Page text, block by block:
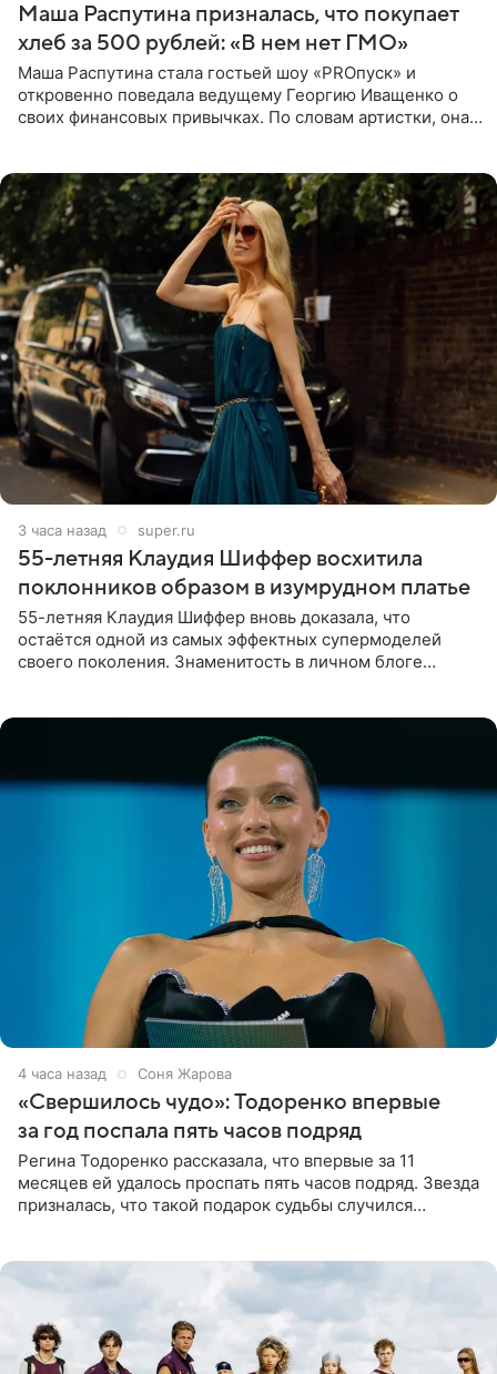
Маша Распутина призналась, что покупает
хлеб за 500 рублей: «В нем нет ГМО»
Маша Распутина стала гостьей шоу «PROпуск» и
откровенно поведала ведущему Георгию Иващенко о
своих финансовых привычках. По словам артистки, она
3 часа назад super.ru
55-летняя Клаудия Шиффер восхитила
поклонников образом в изумрудном платье
55-летняя Клаудия Шиффер вновь доказала, что
остаётся одной из самых эффектных супермоделей
своего поколения. Знаменитость в личном блоге
4 часа назад Соня Жарова
«Свершилось чудо»: Тодоренко впервые
за год поспала пять часов подряд
Регина Тодоренко рассказала, что впервые за 11
месяцев ей удалось проспать пять часов подряд. Звезда
призналась, что такой подарок судьбы случился